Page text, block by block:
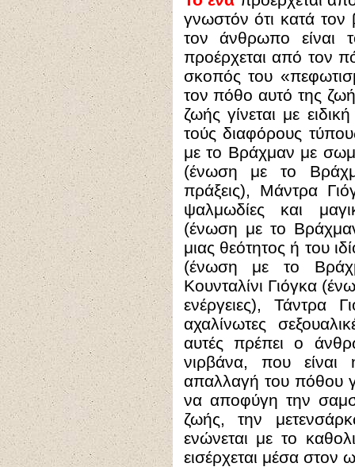
γνωστόν ότι κατά τον
τον άνθρωπο είναι
προέρχεται από τον
σκοπός του
τον πόθο αυτό της
ζωής γίνεται με
τούς διαφόρους
με το Βράχμαν με
(ένωση με το
πράξεις), Μάντρα
ψαλμωδίες και
(ένωση με το
μιας θεότητος ή του
(ένωση με το
Κουνταλίνι Γιόγκα
ενέργειες), Τάντρα
αχαλίνωτες
αυτές πρέπει ο
νιρβάνα, που
απαλλαγή του πόθου
να αποφύγη την
ζωής, την
ενώνεται με το
εισέρχεται μέσα στον